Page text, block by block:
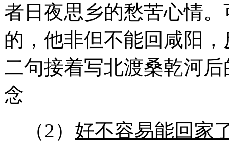
者日夜思乡的愁苦心情
的，他非但不能回咸阳
二句接着写北渡桑乾河
念
（2） 好不容易能回家